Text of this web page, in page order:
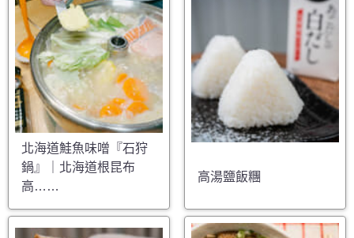
北海道鮭魚味噌『石狩
鍋』｜北海道根昆布
高……
高湯鹽飯糰